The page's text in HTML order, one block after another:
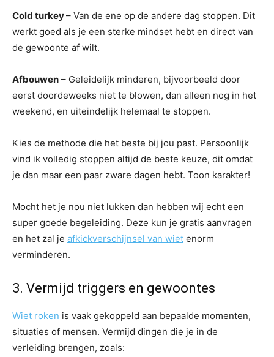
Cold turkey– Van de ene op de andere dag stoppen. Dit
werkt goed als je een sterke mindset hebt en direct van
de gewoonte af wilt.
Afbouwen – Geleidelijk minderen, bijvoorbeeld door
eerst doordeweeks niet te blowen, dan alleen nog in het
weekend, en uiteindelijk helemaal te stoppen.
Kies de methode die het beste bij jou past. Persoonlijk
vind ik volledig stoppen altijd de beste keuze, dit omdat
je dan maar een paar zware dagen hebt. Toon karakter!
Mocht het je nou niet lukken dan hebben wij echt een
super goede begeleiding. Deze kun je gratis aanvragen
en het zal je afkickverschijnsel van wiet enorm
verminderen.
3. Vermijd triggers en gewoontes
Wiet roken is vaak gekoppeld aan bepaalde momenten,
situaties of mensen. Vermijd dingen die je in de
verleiding brengen, zoals: